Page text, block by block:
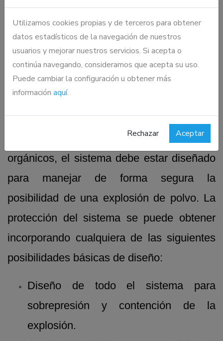
Utilizamos cookies propias y de terceros para obtener
datos estadísticos de la navegación de nuestros
usuarios y mejorar nuestros servicios. Si acepta o
continúa navegando, consideramos que acepta su uso.
Puede cambiar la configuración u obtener más
información aquí.
Rechazar Aceptar
Para lograr la limpieza y los tamaños de
partículas finales mencionados
anteriormente, el equipo de Hosokawa
incluiría el clasificador de aire Hosokawa
Alpine MZM y el
Al igual que con todos los materiales
orgánicos, el sistema debe estar diseñado
para manejar de forma segura la
posibilidad de una explosión de polvo. La
protección del sistema se puede obtener
incorporando cualquiera de las siguientes
posibilidades básicas de diseño:
Diseño de todo el sistema para
sobrepresión y contención de la
explosión.